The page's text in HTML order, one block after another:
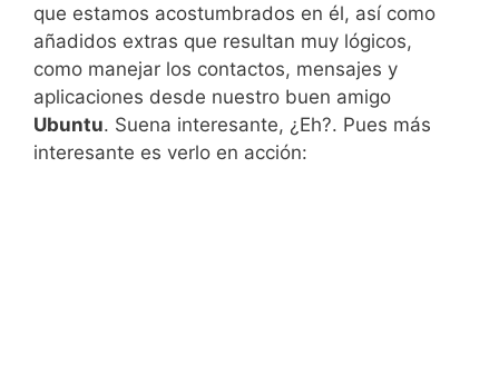
que estamos acostumbrados en él, así como
añadidos extras que resultan muy lógicos,
como manejar los contactos, mensajes y
aplicaciones desde nuestro buen amigo
Ubuntu. Suena interesante, ¿Eh?. Pues más
interesante es verlo en acción: